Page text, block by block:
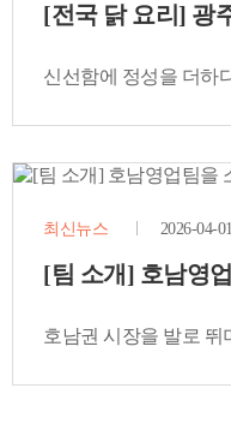
[전국 닭 요리] 광
신선함에 정성을 더하
최신뉴스 2026-04-01
[팀 소개] 호남영
호남권 시장을 발로